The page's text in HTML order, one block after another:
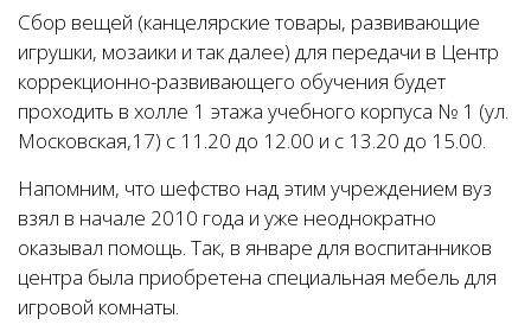
Сбор вещей (канцелярские товары, развивающие
игрушки, мозаики и так далее) для передачи в Центр
коррекционно-развивающего обучения будет
проходить в холле 1 этажа учебного корпуса № 1 (ул.
Московская,17) с 11.20 до 12.00 и с 13.20 до 15.00.
Напомним, что шефство над этим учреждением вуз
взял в начале 2010 года и уже неоднократно
оказывал помощь. Так, в январе для воспитанников
центра была приобретена специальная мебель для
игровой комнаты.